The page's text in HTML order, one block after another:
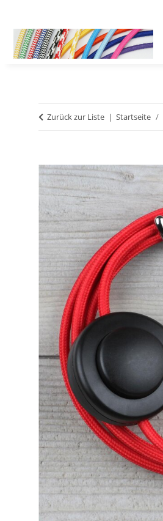
Zurück zur Liste Startseite